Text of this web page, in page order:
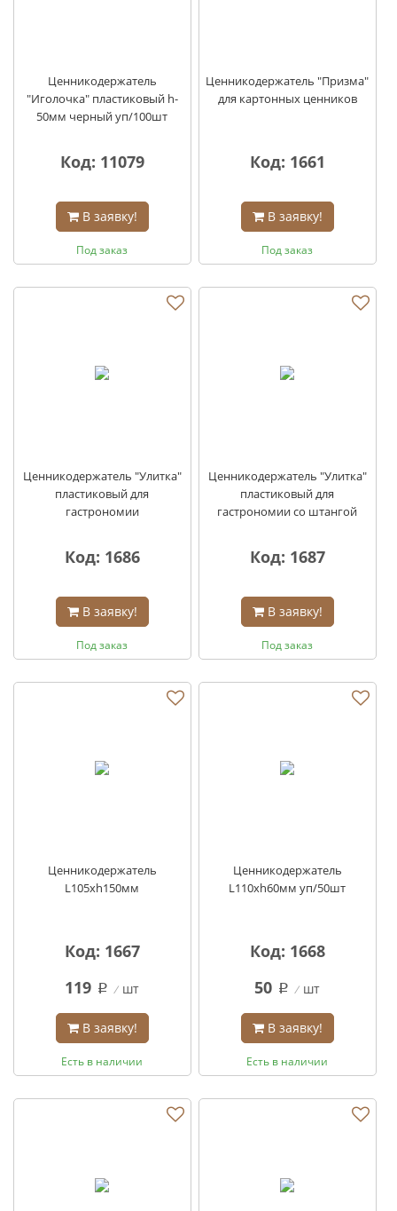
Ценникодержатель
"Иголочка" пластиковый h-
50мм черный уп/100шт
Код: 11079
В заявку!
Под заказ
Ценникодержатель "Призма"
для картонных ценников
Код: 1661
В заявку!
Под заказ
Ценникодержатель "Улитка"
пластиковый для
гастрономии
Код: 1686
В заявку!
Под заказ
Ценникодержатель "Улитка"
пластиковый для
гастрономии со штангой
Код: 1687
В заявку!
Под заказ
Ценникодержатель
L105хh150мм
Код: 1667
119 q шт
В заявку!
Есть в наличии
Ценникодержатель
L110хh60мм уп/50шт
Код: 1668
50 q шт
В заявку!
Есть в наличии